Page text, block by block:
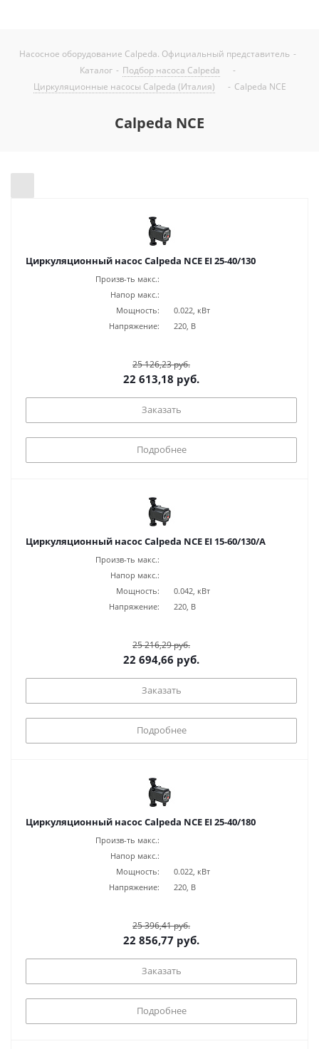
Насосное оборудование Calpeda. Официальный представитель -
Каталог - Подбор насоса Calpeda
-
Циркуляционные насосы Calpeda (Италия)
- Calpeda NCE
Calpeda NCE
Циркуляционный насос Calpeda NCE EI 25-40/130
Произв-ть макс.:
Напор макс.:
Мощность:
0.022, кВт
Напряжение:
220, В
25 126,23 руб.
22 613,18 руб.
Заказать
Подробнее
Циркуляционный насос Calpeda NCE EI 15-60/130/A
Произв-ть макс.:
Напор макс.:
Мощность:
0.042, кВт
Напряжение:
220, В
25 216,29 руб.
22 694,66 руб.
Заказать
Подробнее
Циркуляционный насос Calpeda NCE EI 25-40/180
Произв-ть макс.:
Напор макс.:
Мощность:
0.022, кВт
Напряжение:
220, В
25 396,41 руб.
22 856,77 руб.
Заказать
Подробнее